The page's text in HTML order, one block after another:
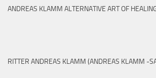
ANDREAS KLAMM ALTERNATIVE ART OF
RITTER ANDREAS KLAMM (ANDREAS KLAMM -